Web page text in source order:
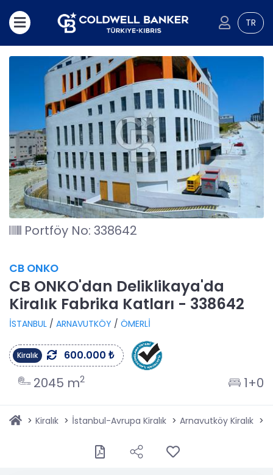
TR
Portföy No: 338642
CB ONKO
CB ONKO'dan Deliklikaya'da
Kiralık Fabrika Katları - 338642
İSTANBUL / ARNAVUTKÖY / ÖMERLİ
Kiralık 600.000 ₺
2045 m2 1+0
Kiralık İstanbul-Avrupa Kiralık Arnavutköy Kiralık